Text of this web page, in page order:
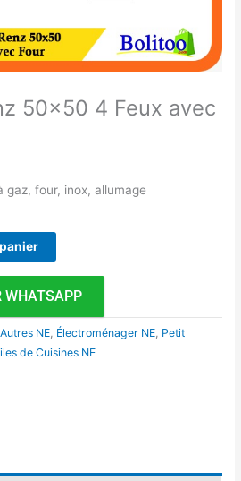
50×50 4 Feux avec
gaz, four, inox, allumage
WHATSAPP
NE Électroménager NE Petit
de Cuisines NE